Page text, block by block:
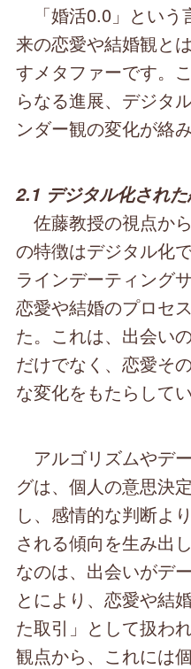
「婚活0.0」という
来の恋愛や結婚観と
すメタファーです。
らなる進展、デジタ
ンダー観の変化が絡
2.1 デジタル化され
佐藤教授の視点か
の特徴はデジタル化
ラインデーティング
恋愛や結婚のプロセ
た。これは、出会い
だけでなく、恋愛そ
な変化をもたらしてい
アルゴリズムやデ
グは、個人の意思決
し、感情的な判断よ
される傾向を生み出
なのは、出会いがデ
とにより、恋愛や結
た取引」として扱わ
観点から、これには